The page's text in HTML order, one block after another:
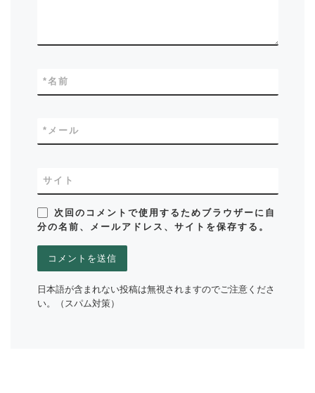
名前
*
メール
*
サイト
次回のコメントで使用するためブラウザーに自
分の名前、メールアドレス、サイトを保存する。
日本語が含まれない投稿は無視されますのでご注意くださ
い。（スパム対策）